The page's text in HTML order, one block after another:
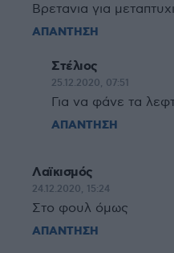
Βρετανια για
ΑΠΑΝΤΗΣΗ
Στέλιος
25.12.2020, 07:51
Για να φάνε τα
ΑΠΑΝΤΗΣΗ
Λαϊκισμός
24.12.2020, 15:24
Στο φουλ όμως
ΑΠΑΝΤΗΣΗ